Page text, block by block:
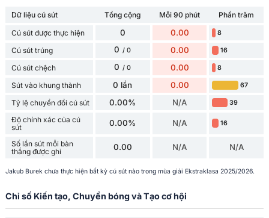
Dữ liệu cú sút Tổng cộng Mỗi 90 phút
Phần trăm
Cú sút được thực hiện
0 0.00 8
Cú sút trúng 0 / 0 0.00 16
Cú sút chệch 0 / 0 0.00 8
Sút vào khung thành 0 lần 0.00 67
Tỷ lệ chuyển đổi cú sút 0.00% N/A 39
Độ chính xác của cú
sút
0.00% N/A 16
Số lần sút mỗi bàn
thắng được ghi
0.00 N/A N/A
Jakub Burek chưa thực hiện bất kỳ cú sút nào trong mùa giải Ekstraklasa 2025/2026.
Chỉ số Kiến tạo, Chuyền bóng và Tạo cơ hội